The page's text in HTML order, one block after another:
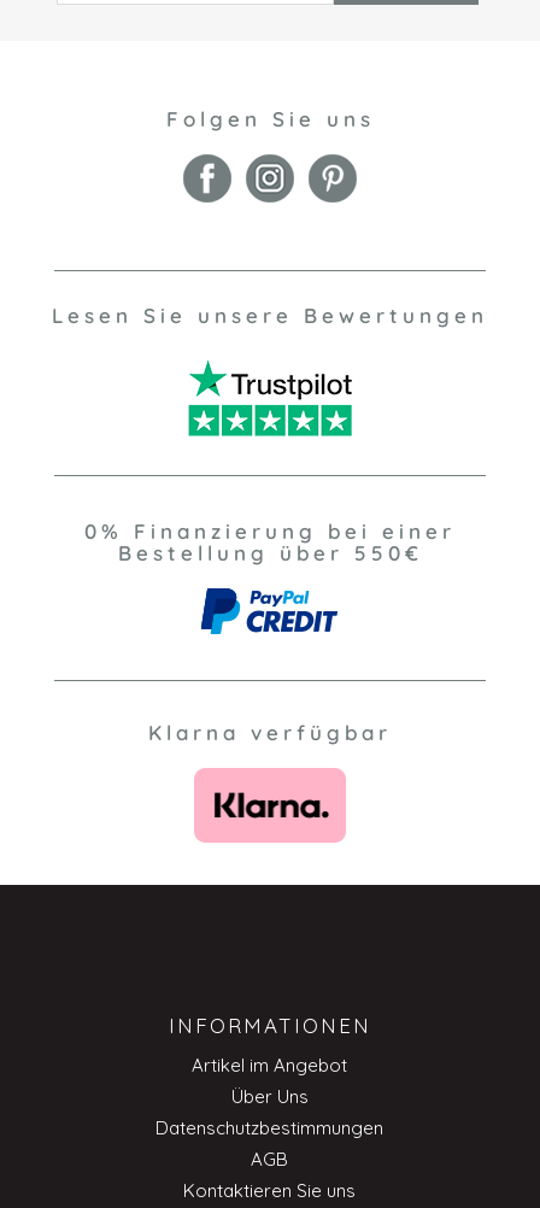
Folgen Sie uns
Lesen Sie unsere Bewertungen
0% Finanzierung bei einer
Bestellung über 550€
Klarna verfügbar
INFORMATIONEN
Artikel im Angebot
Über Uns
Datenschutzbestimmungen
AGB
Kontaktieren Sie uns